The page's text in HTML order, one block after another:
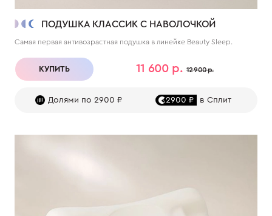
ПОДУШКА КЛАССИК С НАВОЛОЧКОЙ
Самая первая антивозрастная подушка в линейке Beauty Sleep.
КУПИТЬ 12 900 р.
11 600 р.
Долями по 2900 ₽ 2900 ₽ в Сплит